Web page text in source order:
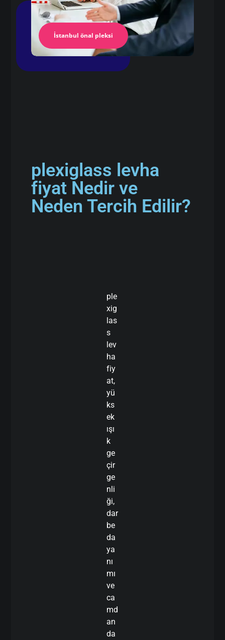
İstanbul önal pleksi
plexiglass levha
fiyat Nedir ve
Neden Tercih Edilir?
ple
xig
las
s
lev
ha
fiy
at,
yü
ks
ek
ışı
k
ge
çir
ge
nli
ği,
dar
be
da
ya
nı
mı
ve
ca
md
an
da